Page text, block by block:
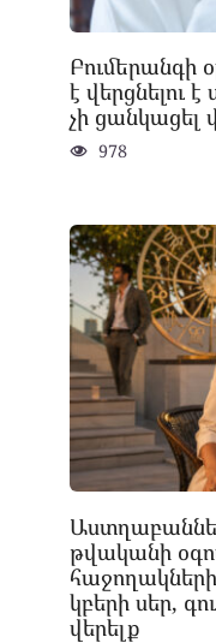
Բումերանգի
է վերցնելու
չի ցանկացել
978
թվականի
կբերի սեր,
վերելք